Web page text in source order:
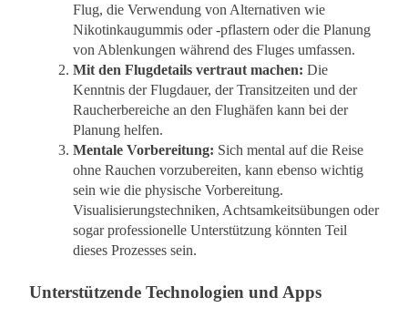
Flug, die Verwendung von Alternativen wie
Nikotinkaugummis oder -pflastern oder die Planung
von Ablenkungen während des Fluges umfassen.
Mit den Flugdetails vertraut machen: Die
Kenntnis der Flugdauer, der Transitzeiten und der
Raucherbereiche an den Flughäfen kann bei der
Planung helfen.
Mentale Vorbereitung: Sich mental auf die Reise
ohne Rauchen vorzubereiten, kann ebenso wichtig
sein wie die physische Vorbereitung.
Visualisierungstechniken, Achtsamkeitsübungen oder
sogar professionelle Unterstützung könnten Teil
dieses Prozesses sein.
Unterstützende Technologien und Apps